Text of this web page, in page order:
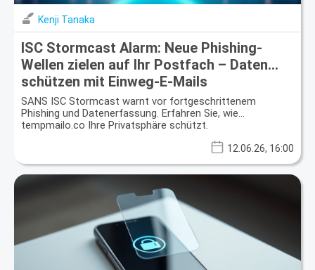
Kenji Tanaka
ISC Stormcast Alarm: Neue Phishing-
Wellen zielen auf Ihr Postfach – Daten
schützen mit Einweg-E-Mails
SANS ISC Stormcast warnt vor fortgeschrittenem
Phishing und Datenerfassung. Erfahren Sie, wie
tempmailo.co Ihre Privatsphäre schützt.
12.06.26, 16:00